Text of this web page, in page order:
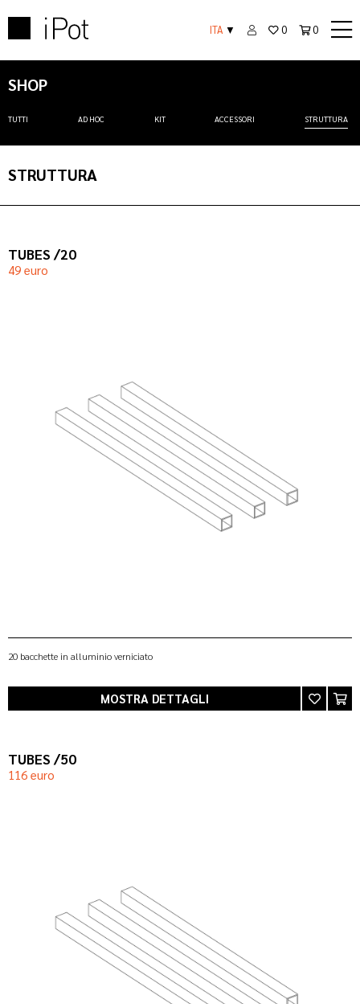
ITA ▼ 0 0
SHOP
TUTTI AD HOC KIT ACCESSORI STRUTTURA
STRUTTURA
TUBES /20
49 euro
20 bacchette in alluminio verniciato
MOSTRA DETTAGLI
TUBES /50
116 euro